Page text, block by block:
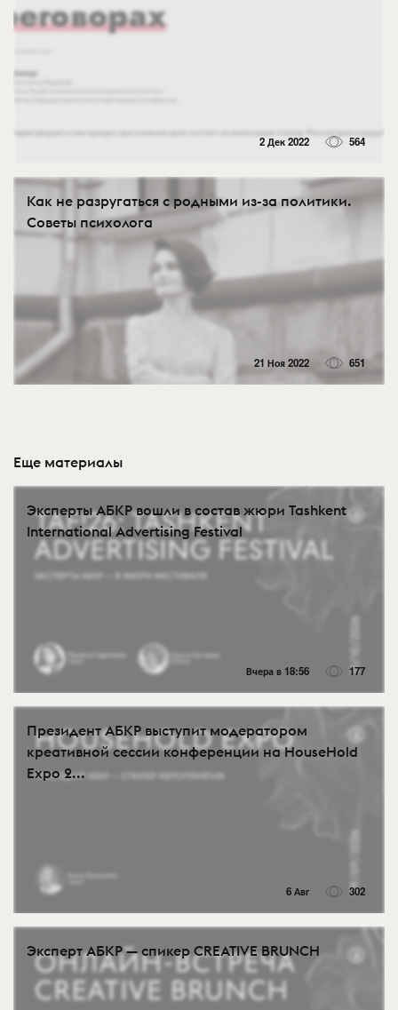
2 Дек 2022 564
Как не разругаться с родными из-за политики.
Советы психолога
21 Ноя 2022 651
Еще материалы
Эксперты АБКР вошли в состав жюри Tashkent
International Advertising Festival
Вчера в 18:56 177
Президент АБКР выступит модератором
креативной сессии конференции на HouseHold
Expo 2...
6 Авг 302
Эксперт АБКР — спикер CREATIVE BRUNCH